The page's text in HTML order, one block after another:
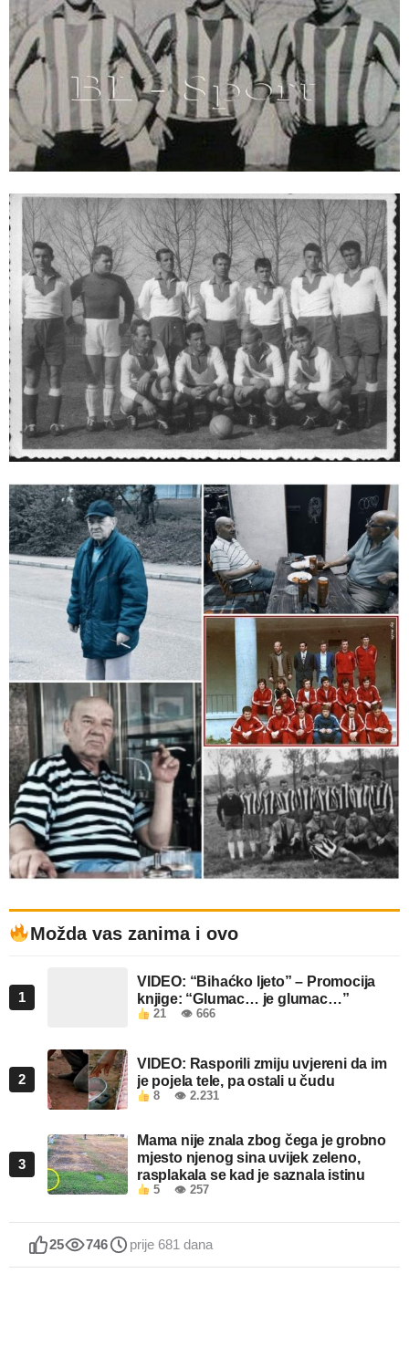
Možda vas zanima i ovo
1
VIDEO: “Bihaćko ljeto” – Promocija
knjige: “Glumac… je glumac…”
21 👁 666
2
VIDEO: Rasporili zmiju uvjereni da im
je pojela tele, pa ostali u čudu
8 👁 2.231
3
Mama nije znala zbog čega je grobno
mjesto njenog sina uvijek zeleno,
rasplakala se kad je saznala istinu
5 👁 257
25 746 prije 681 dana